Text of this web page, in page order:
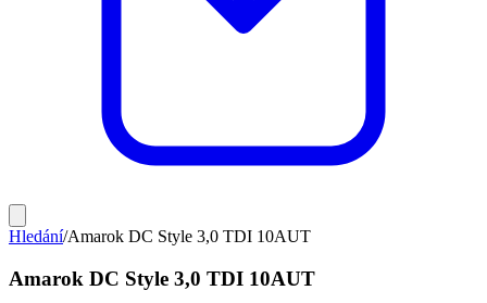
Hledání/Amarok DC Style 3,0 TDI 10AUT
Amarok DC Style 3,0 TDI 10AUT